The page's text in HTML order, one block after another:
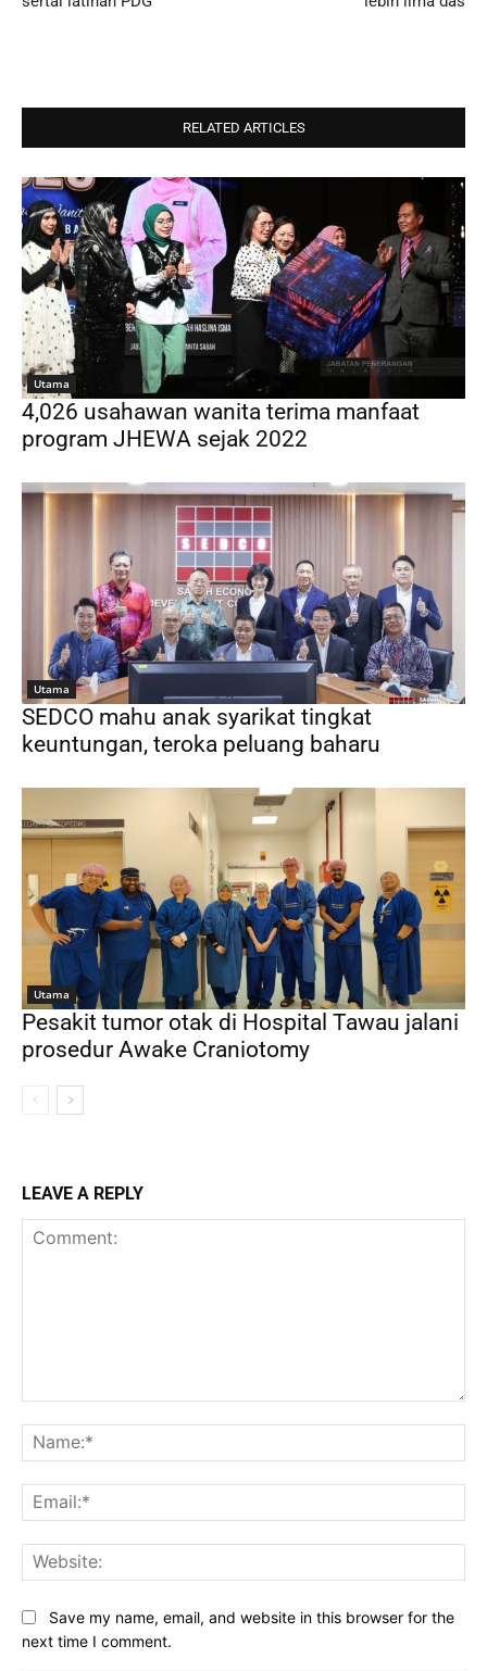
RELATED ARTICLES
Utama
4,026 usahawan wanita terima manfaat
program JHEWA sejak 2022
Utama
SEDCO mahu anak syarikat tingkat
keuntungan, teroka peluang baharu
Utama
Pesakit tumor otak di Hospital Tawau jalani
prosedur Awake Craniotomy
LEAVE A REPLY
Save my name, email, and website in this browser for the
next time I comment.